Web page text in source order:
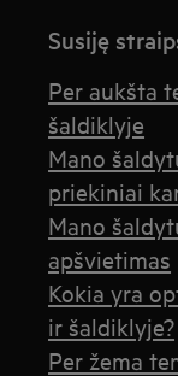
Susiję
Per aukšta
šaldiklyje
Mano
priekiniai
Mano
apšvietimas
Kokia yra
ir šaldiklyje?
Per žema